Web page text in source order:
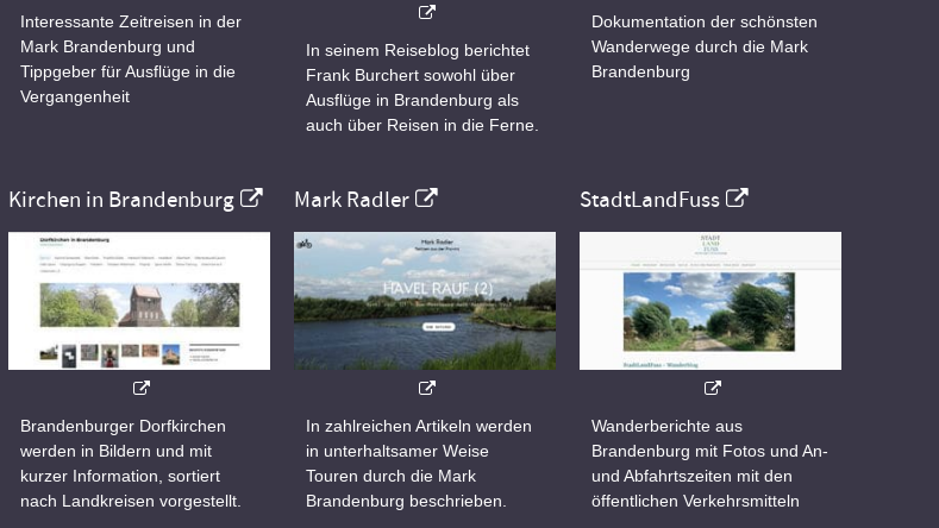
Interessante Zeitreisen in der
Mark Brandenburg und
Tippgeber für Ausflüge in die
Vergangenheit
In seinem Reiseblog berichtet
Frank Burchert sowohl über
Ausflüge in Brandenburg als
auch über Reisen in die Ferne.
Dokumentation der schönsten
Wanderwege durch die Mark
Brandenburg
Kirchen in Brandenburg
Brandenburger Dorfkirchen
werden in Bildern und mit
kurzer Information, sortiert
nach Landkreisen vorgestellt.
Mark Radler
In zahlreichen Artikeln werden
in unterhaltsamer Weise
Touren durch die Mark
Brandenburg beschrieben.
StadtLandFuss
Wanderberichte aus
Brandenburg mit Fotos und An-
und Abfahrtszeiten mit den
öffentlichen Verkehrsmitteln